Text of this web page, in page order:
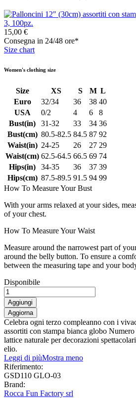
15,00 €
Consegna in 24/48 ore*
Size chart
Women's clothing size
Size XS S M L
Euro
32/34 36 38 40
USA
0/2 4 6
8
Bust(in)
31-32 33 34 36
Bust(cm) 80.5-82.5 84.5 87 92
Waist(in) 24-25 26 27 29
Waist(cm) 62.5-64.5 66.5 69 74
Hips(in)
34-35 36 37 39
Hips(cm) 87.5-89.5 91.5 94 99
How To Measure Your Bust
With your arms relaxed at your sides,
of your chest.
How To Measure Your Waist
Measure around the narrowest part of
around the belly button. To ensure a
between the measuring tape and your
Disponibile
Aggiungi
Celebra ogni terzo compleanno con i
assortiti con stampa bianca globo
lattice naturale per decorazioni
elio.
Leggi di piùMostra meno
Riferimento:
GSD110 GLO-03
Brand:
Rocca Fun Factory srl